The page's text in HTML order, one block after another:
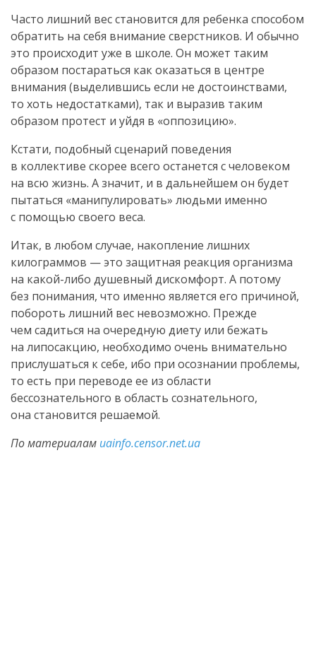
Часто лишний вес становится для ребенка способом
обратить на себя внимание сверстников. И обычно
это происходит уже в школе. Он может таким
образом постараться как оказаться в центре
внимания (выделившись если не достоинствами,
то хоть недостатками), так и выразив таким
образом протест и уйдя в «оппозицию».
Кстати, подобный сценарий поведения
в коллективе скорее всего останется с человеком
на всю жизнь. А значит, и в дальнейшем он будет
пытаться «манипулировать» людьми именно
с помощью своего веса.
Итак, в любом случае, накопление лишних
килограммов — это защитная реакция организма
на какой-либо душевный дискомфорт. А потому
без понимания, что именно является его причиной,
побороть лишний вес невозможно. Прежде
чем садиться на очередную диету или бежать
на липосакцию, необходимо очень внимательно
прислушаться к себе, ибо при осознании проблемы,
то есть при переводе ее из области
бессознательного в область сознательного,
она становится решаемой.
По материалам uainfo.censor.net.ua